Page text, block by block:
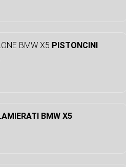
PISTONCINI
BMW X5